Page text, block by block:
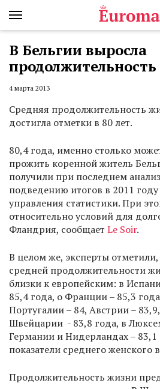
В Бельгии выросла
4 марта 2013
Средняя продолжительность
достигла отметки в 80 лет.
80,4 года, именно столько
прожить коренной житель
получили при последнем
подведению итогов в 2011
управления статистики. При
относительно условий для
Фландрия, сообщает Le Soir.
В целом же, эксперты
средней продолжительности
близки к европейским: в
85,4 года, о Франции – 85,3
Португалии – 84, Австрии –
Швейцарии - 83,8 года, в
Германии и Нидерландах – 83,1
показатели среднего женского
Продолжительность жизни